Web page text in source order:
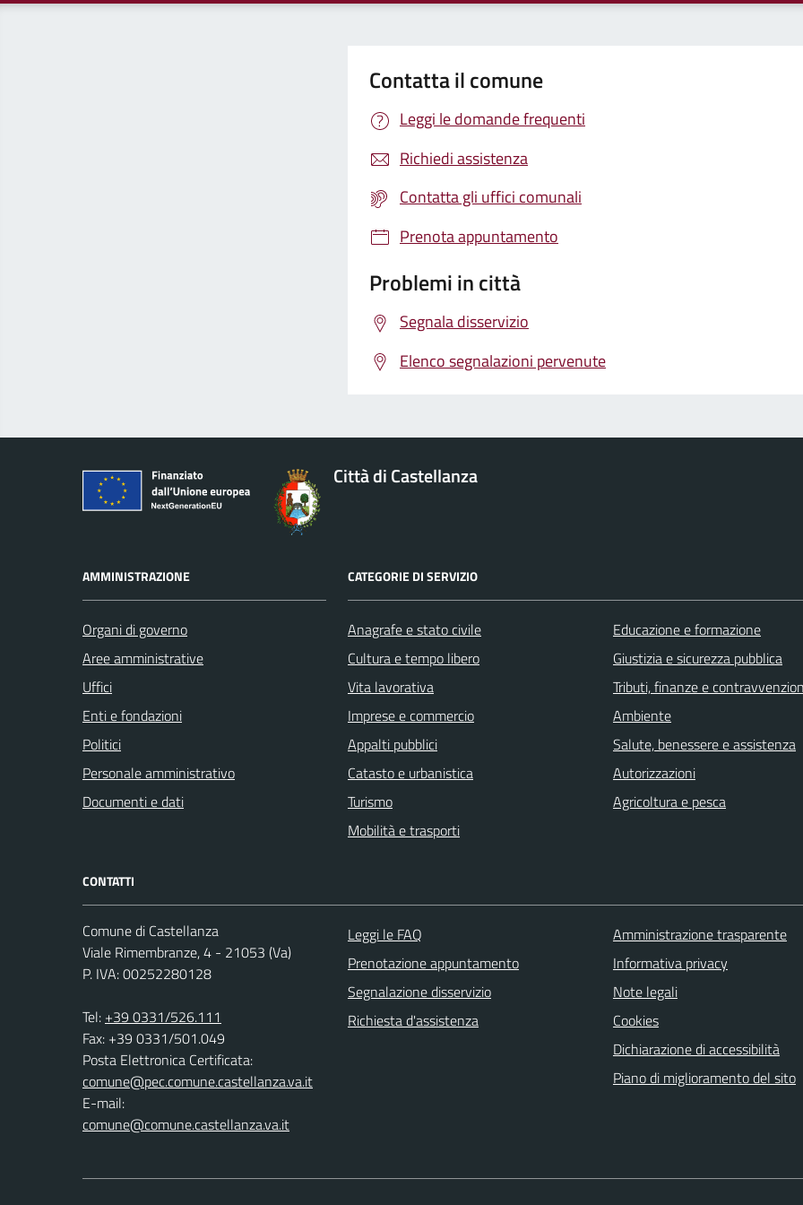
Contatta il comune
Leggi le domande frequenti
Richiedi assistenza
Contatta gli uffici comunali
Prenota appuntamento
Problemi in città
Segnala disservizio
Elenco segnalazioni pervenute
Città di Castellanza
AMMINISTRAZIONE
Organi di governo
Aree amministrative
Uffici
Enti e fondazioni
Politici
Personale amministrativo
Documenti e dati
CATEGORIE DI SERVIZIO
Anagrafe e stato civile
Cultura e tempo libero
Vita lavorativa
Imprese e commercio
Appalti pubblici
Catasto e urbanistica
Turismo
Mobilità e trasporti
Educazione e formazione
Giustizia e sicurezza pubblica
Tributi, finanze e
Ambiente
Salute, benessere e assistenza
Autorizzazioni
Agricoltura e pesca
CONTATTI
Comune di Castellanza
Viale Rimembranze, 4 - 21053 (Va)
P. IVA: 00252280128
Tel: +39 0331/526.111
Fax: +39 0331/501.049
Posta Elettronica Certificata:
comune@pec.comune.castellanza.va.it
E-mail:
comune@comune.castellanza.va.it
Leggi le FAQ
Prenotazione appuntamento
Segnalazione disservizio
Richiesta d'assistenza
Amministrazione trasparente
Informativa privacy
Note legali
Cookies
Dichiarazione di accessibilità
Piano di miglioramento del sito